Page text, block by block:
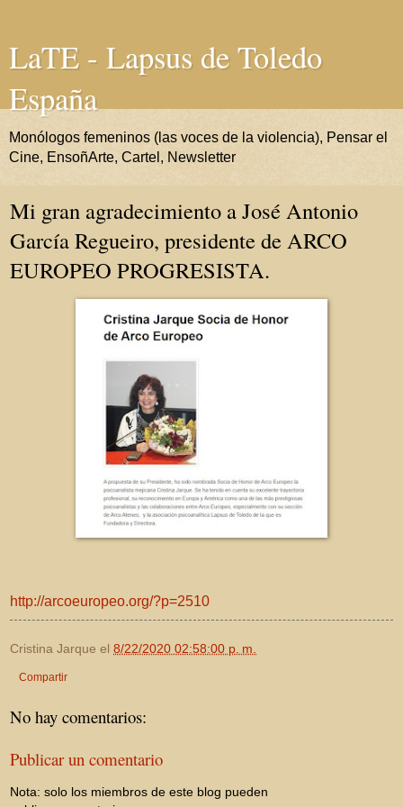
LaTE - Lapsus de Toledo
España
Monólogos femeninos (las voces de la violencia), Pensar el
Cine, EnsoñArte, Cartel, Newsletter
Mi gran agradecimiento a José Antonio
García Regueiro, presidente de ARCO
EUROPEO PROGRESISTA.
http://arcoeuropeo.org/?p=2510
Cristina Jarque el 8/22/2020 02:58:00 p. m.
Compartir
No hay comentarios:
Publicar un comentario
Nota: solo los miembros de este blog pueden